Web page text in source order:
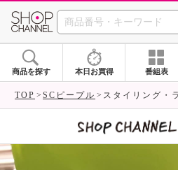
SHOP
商品を探す 本日お買得 番組表
TOP SCピープル スタイリング・